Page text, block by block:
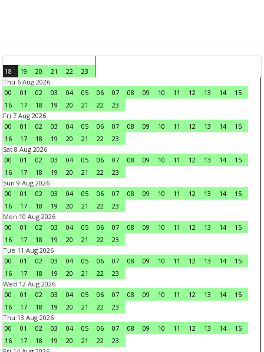
18 19 20 21 22
23
Thu 6 Aug 2026
00
01 02 03 04 05 06 07 08 09 10 11 12 13 14
15
16
17 18 19 20 21 22
23
Fri 7 Aug 2026
00
01 02 03 04 05 06 07 08 09 10 11 12 13 14
15
16
17 18 19 20 21 22
23
Sat 8 Aug 2026
00
01 02 03 04 05 06 07 08 09 10 11 12 13 14
15
16
17 18 19 20 21 22
23
Sun 9 Aug 2026
00
01 02 03 04 05 06 07 08 09 10 11 12 13 14
15
16
17 18 19 20 21 22
23
Mon 10 Aug 2026
00
01 02 03 04 05 06 07 08 09 10 11 12 13 14
15
16
17 18 19 20 21 22
23
Tue 11 Aug 2026
00
01 02 03 04 05 06 07 08 09 10 11 12 13 14
15
16
17 18 19 20 21 22
23
Wed 12 Aug 2026
00
01 02 03 04 05 06 07 08 09 10 11 12 13 14
15
16
17 18 19 20 21 22
23
Thu 13 Aug 2026
00
01 02 03 04 05 06 07 08 09 10 11 12 13 14
15
16
17 18 19 20 21 22
23